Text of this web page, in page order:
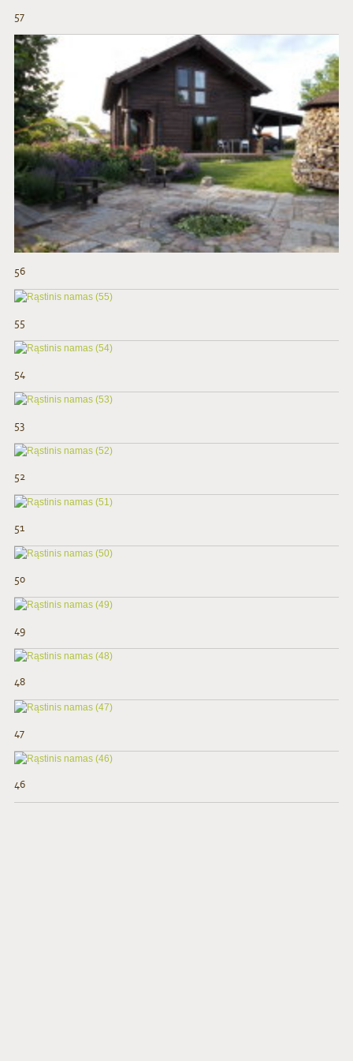
57
56
55
54
53
52
51
50
49
48
47
46